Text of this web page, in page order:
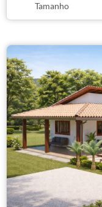
Tamanho